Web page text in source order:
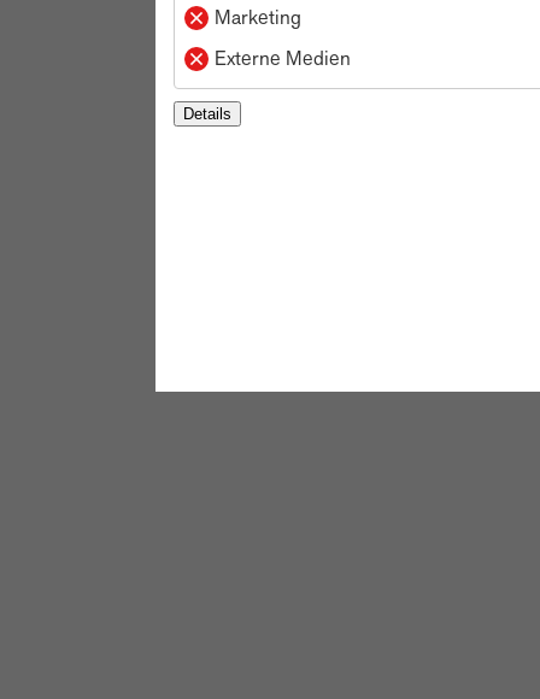
Marketing
Externe Medien
Details